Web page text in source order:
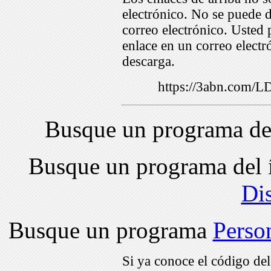
electrónico. No se puede
correo electrónico. Usted
enlace en un correo
descarga.
https://3abn.com/
Busque un programa
Busque un programa
Busque un programa
Si ya conoce el código